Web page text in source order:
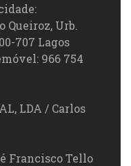
Queiroz, Urb.
707 Lagos
966 754
LDA / Carlos
Francisco Tello